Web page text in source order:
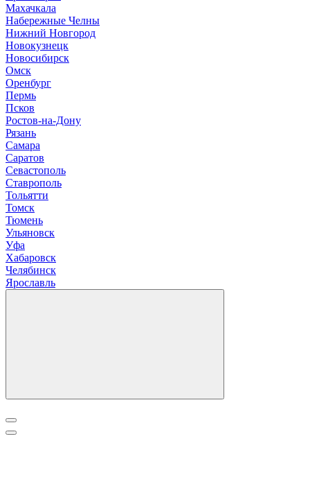
Махачкала
Набережные Челны
Нижний Новгород
Новокузнецк
Новосибирск
Омск
Оренбург
Пермь
Псков
Ростов-на-Дону
Рязань
Самара
Саратов
Севастополь
Ставрополь
Тольятти
Томск
Тюмень
Ульяновск
Уфа
Хабаровск
Челябинск
Ярославль